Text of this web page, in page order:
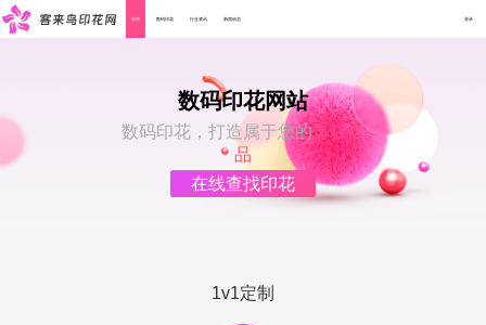
首页 数码印花 行业资讯 新闻动态 登录
数码印花网站
数码印花，打造属于您的爆款产
品
在线查找印花
1v1定制